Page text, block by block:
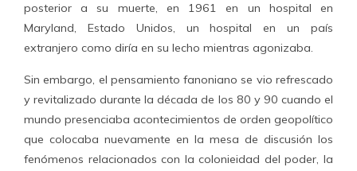
posterior a su muerte, en 1961 en un hospital en
Maryland, Estado Unidos, un hospital en un país
extranjero como diría en su lecho mientras agonizaba.
Sin embargo, el pensamiento fanoniano se vio refrescado
y revitalizado durante la década de los 80 y 90 cuando el
mundo presenciaba acontecimientos de orden geopolítico
que colocaba nuevamente en la mesa de discusión los
fenómenos relacionados con la colonieidad del poder, la